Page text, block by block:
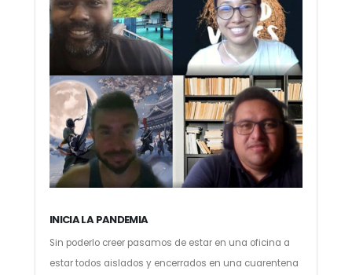
INICIA LA PANDEMIA
Sin poderlo creer pasamos de estar en una oficina a
estar todos aislados y encerrados en una cuarentena